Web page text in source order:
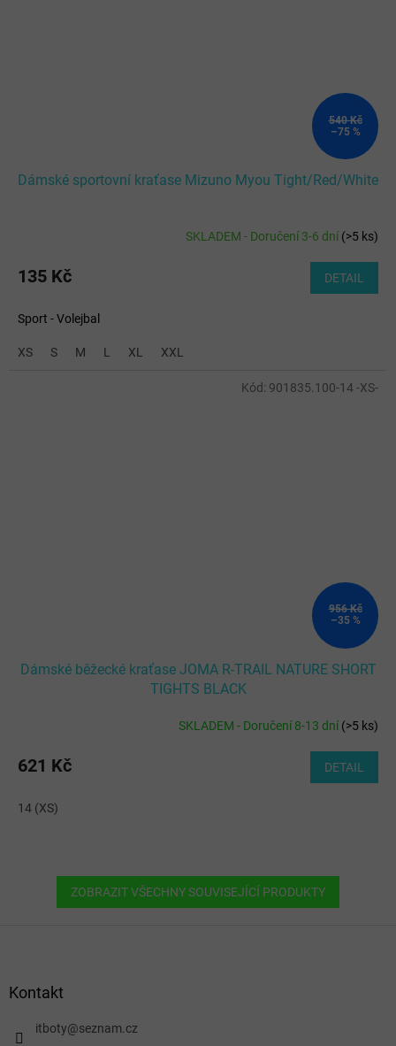
540 Kč
–75 %
Dámské sportovní kraťase Mizuno Myou Tight/Red/White
SKLADEM - Doručení 3-6 dní(>5 ks)
135 Kč DETAIL
Sport - Volejbal
XS S M L XL XXL
956 Kč
–35 %
Dámské běžecké kraťase JOMA R-TRAIL NATURE SHORT
TIGHTS BLACK
SKLADEM - Doručení 8-13 dní(>5 ks)
621 Kč DETAIL
14 (XS)
Kód: 901835.100-14 -XS-
ZOBRAZIT VŠECHNY SOUVISEJÍCÍ PRODUKTY
Kontakt
itboty@seznam.cz